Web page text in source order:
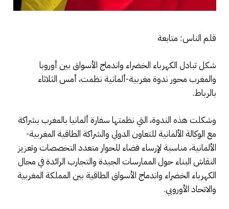
قلم الناس: متابعة
شكل تبادل الكهرباء الخضراء واندماج الأسواق بين أوروبا
والمغرب محور ندوة مغربية-ألمانية نظمت، أمس الثلاثاء
بالرباط.
وشكلت هذه الندوة، التي نظمتها سفارة ألمانيا بالمغرب بشراكة
مع الوكالة الألمانية للتعاون الدولي والشراكة الطاقية المغربية-
الألمانية، مناسبة لإرساء فضاء للحوار متعدد التخصصات وتعزيز
النقاش البناء حول الممارسات الجيدة والتجارب الرائدة في مجال
الكهرباء الخضراء واندماج الأسواق الطاقية بين المملكة المغربية
والاتحاد الأوروبي.